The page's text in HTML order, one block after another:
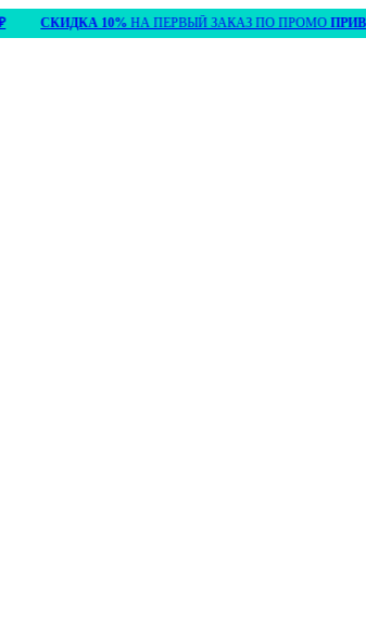
СКИДКА 10%НА ПЕРВЫЙ ЗАКАЗ ПО ПРОМОПРИВЕТ